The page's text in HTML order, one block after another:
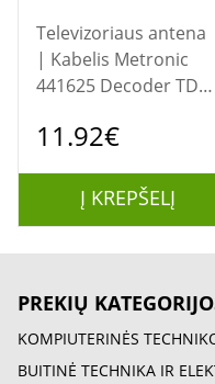
Televizoriaus antena
| Kabelis Metronic
441625 Decoder TDT
HEVC HDMI USB
11.92€
Į KREPŠELĮ
PREKIŲ
KOMPIUTERINĖS
BUITINĖ TECHNIKA IR